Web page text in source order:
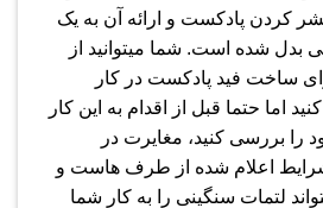
کردن پادکست و ارائه آن به یک
شده است. شما میتوانید از
ساخت فید پادکست در کار
اما حتما قبل از اقدام به این کار
بررسی کنید، مغایرت در
اعلام شده از طرف هاست و
لتمات سنگینی را به کار شما